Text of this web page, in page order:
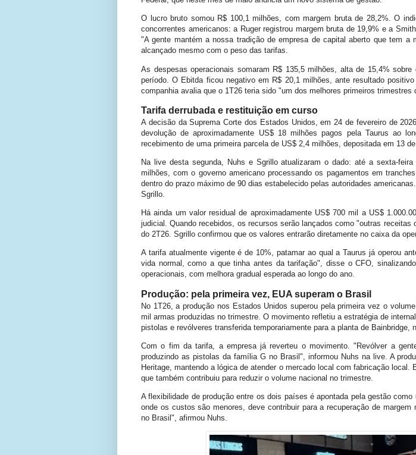
O lucro bruto somou R$ 100,1 milhões, com margem bruta de 28,2%. O
concorrentes americanos: a Ruger registrou margem bruta de 19,9% e a
"A gente mantém a nossa tradição de empresa de capital aberto que tem
alcançado mesmo com o peso das tarifas.
As despesas operacionais somaram R$ 135,5 milhões, alta de 15,4%
período. O Ebitda ficou negativo em R$ 20,1 milhões, ante resultado
companhia avalia que o 1T26 teria sido "um dos melhores primeiros trimestres
Tarifa derrubada e restituição em curso
A decisão da Suprema Corte dos Estados Unidos, em 24 de fevereiro de
devolução de aproximadamente US$ 18 milhões pagos pela Taurus ao
recebimento de uma primeira parcela de US$ 2,4 milhões, depositada em 13
Na live desta segunda, Nuhs e Sgrillo atualizaram o dado: até a sexta-
milhões, com o governo americano processando os pagamentos em
dentro do prazo máximo de 90 dias estabelecido pelas autoridades
Sgrillo.
Há ainda um valor residual de aproximadamente US$ 700 mil a US$
judicial. Quando recebidos, os recursos serão lançados como "outras
do 2T26. Sgrillo confirmou que os valores entrarão diretamente no caixa da
A tarifa atualmente vigente é de 10%, patamar ao qual a Taurus já operou
vida normal, como a que tinha antes da tarifação", disse o CFO,
operacionais, com melhora gradual esperada ao longo do ano.
Produção: pela primeira vez, EUA superam o Brasil
No 1T26, a produção nos Estados Unidos superou pela primeira vez o
mil armas produzidas no trimestre. O movimento refletiu a estratégia de
pistolas e revólveres transferida temporariamente para a planta de Bainbridge,
Com o fim da tarifa, a empresa já reverteu o movimento. "Revólver a
produzindo as pistolas da família G no Brasil", informou Nuhs na live. A
Heritage, mantendo a lógica de atender o mercado local com fabricação
que também contribuiu para reduzir o volume nacional no trimestre.
A flexibilidade de produção entre os dois países é apontada pela gestão
onde os custos são menores, deve contribuir para a recuperação de
no Brasil", afirmou Nuhs.